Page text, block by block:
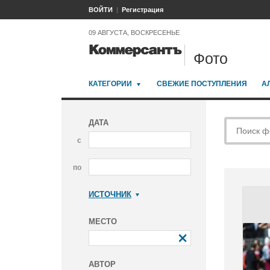
ВОЙТИ Регистрация
09 АВГУСТА, ВОСКРЕСЕНЬЕ
Фото
КАТЕГОРИИ СВЕЖИЕ ПОСТУПЛЕНИЯ
ДАТА
с
по
ИСТОЧНИК
МЕСТО
АВТОР